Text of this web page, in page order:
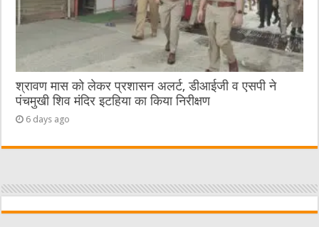
श्रावण मास को लेकर प्रशासन अलर्ट, डीआईजी व एसपी ने
पंचमुखी शिव मंदिर इटहिया का किया निरीक्षण
6 days ago